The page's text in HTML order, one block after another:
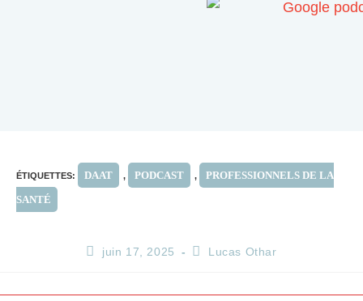
ÉTIQUETTES: DAAT , PODCAST ,
PROFESSIONNELS DE LA
SANTÉ
juin 17, 2025 Lucas Othar